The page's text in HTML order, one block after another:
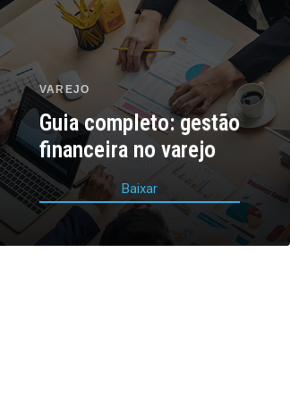
VAREJO
Guia completo: gestão
financeira no varejo
Baixar